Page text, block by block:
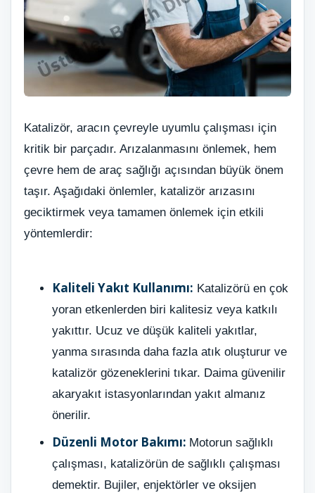
Katalizör, aracın çevreyle uyumlu çalışması için
kritik bir parçadır. Arızalanmasını önlemek, hem
çevre hem de araç sağlığı açısından büyük önem
taşır. Aşağıdaki önlemler, katalizör arızasını
geciktirmek veya tamamen önlemek için etkili
yöntemlerdir:
Kaliteli Yakıt Kullanımı: Katalizörü en çok
yoran etkenlerden biri kalitesiz veya katkılı
yakıttır. Ucuz ve düşük kaliteli yakıtlar,
yanma sırasında daha fazla atık oluşturur ve
katalizör gözeneklerini tıkar. Daima güvenilir
akaryakıt istasyonlarından yakıt almanız
önerilir.
Düzenli Motor Bakımı: Motorun sağlıklı
çalışması, katalizörün de sağlıklı çalışması
demektir. Bujiler, enjektörler ve oksijen